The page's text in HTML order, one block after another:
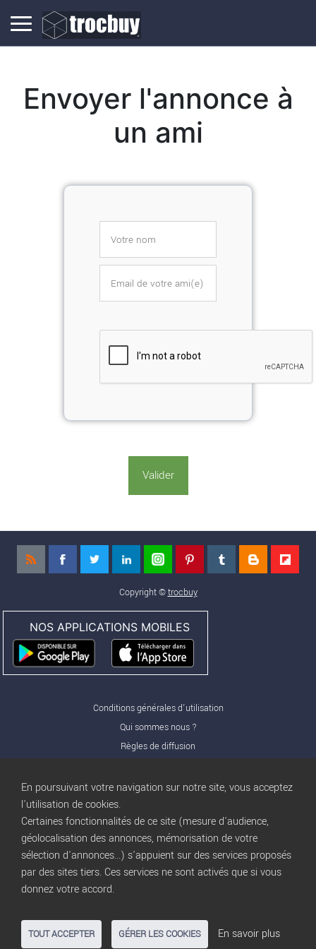
Envoyer l'annonce à
un ami
Copyright ©trocbuy
NOS APPLICATIONS MOBILES
Conditions générales d'utilisation
Qui sommes nous ?
Règles de diffusion
Nos offres Pro
Publicité
Conditions d’Utilisation
Privacy Policy
Blogtrocbuy
Gestion des cookies
Nous contacter
En poursuivant votre navigation sur notre site, vous acceptez
l'utilisation de cookies.
Certaines fonctionnalités de ce site (mesure d'audience,
géolocalisation des annonces, mémorisation de votre
sélection d'annonces...) s'appuient sur des services proposés
par des sites tiers. Ces services ne sont activés que si vous
donnez votre accord.
TOUT ACCEPTER GÉRER LES COOKIES En savoir plus